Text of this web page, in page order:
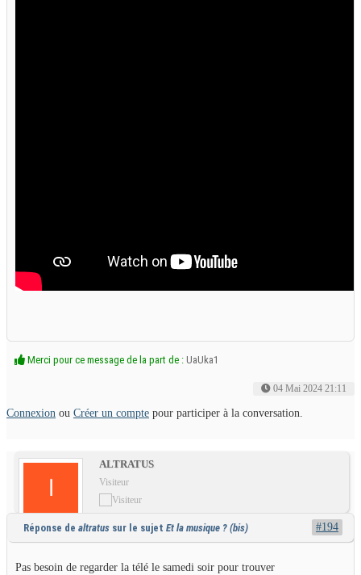
Merci pour ce message de la part de : UaUka1
04 Mai 2024 21:11
Connexion ou Créer un compte pour participer à la conversation.
ALTRATUS
Visiteur
Réponse de altratus sur le sujet Et la musique ? (bis)
Pas besoin de regarder la télé le samedi soir pour trouver
#194